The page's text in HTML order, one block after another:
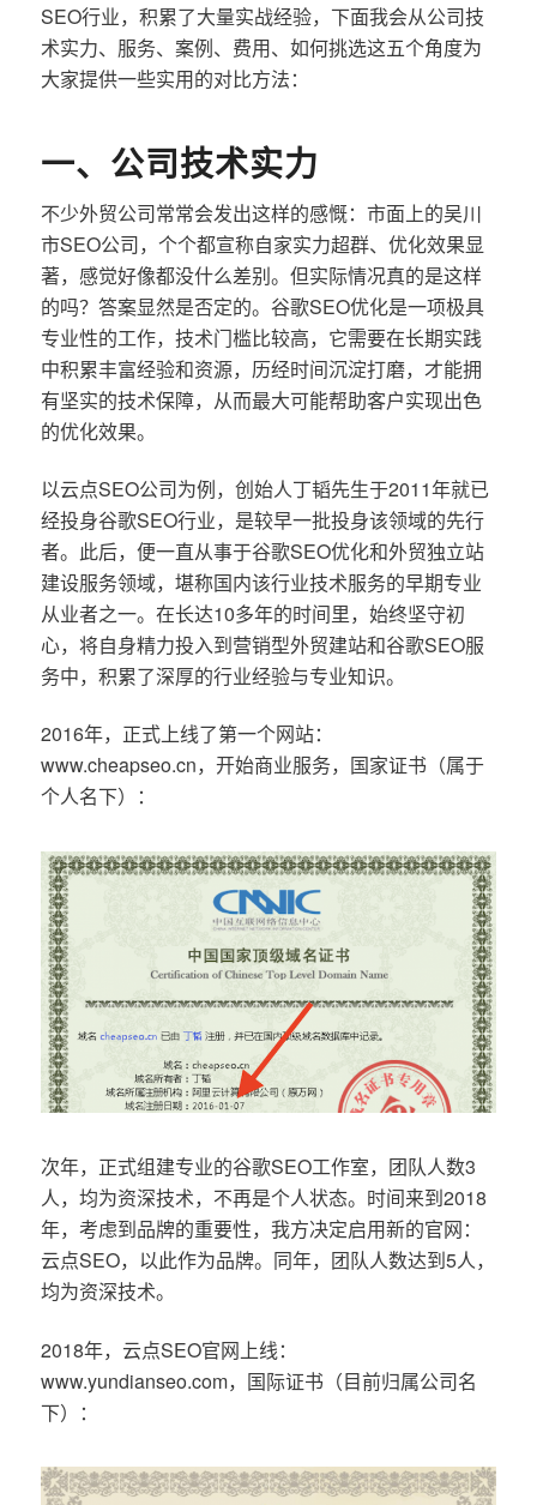
SEO行业，积累了大量实战经验，下面我会从公司技
术实力、服务、案例、费用、如何挑选这五个角度为
大家提供一些实用的对比方法：
一、公司技术实力
不少外贸公司常常会发出这样的感慨：市面上的吴川
市SEO公司，个个都宣称自家实力超群、优化效果显
著，感觉好像都没什么差别。但实际情况真的是这样
的吗？答案显然是否定的。谷歌SEO优化是一项极具
专业性的工作，技术门槛比较高，它需要在长期实践
中积累丰富经验和资源，历经时间沉淀打磨，才能拥
有坚实的技术保障，从而最大可能帮助客户实现出色
的优化效果。
以云点SEO公司为例，创始人丁韬先生于2011年就已
经投身谷歌SEO行业，是较早一批投身该领域的先行
者。此后，便一直从事于谷歌SEO优化和外贸独立站
建设服务领域，堪称国内该行业技术服务的早期专业
从业者之一。在长达10多年的时间里，始终坚守初
心，将自身精力投入到营销型外贸建站和谷歌SEO服
务中，积累了深厚的行业经验与专业知识。
2016年，正式上线了第一个网站：
www.cheapseo.cn，开始商业服务，国家证书（属于
个人名下）：
次年，正式组建专业的谷歌SEO工作室，团队人数3
人，均为资深技术，不再是个人状态。时间来到2018
年，考虑到品牌的重要性，我方决定启用新的官网：
云点SEO，以此作为品牌。同年，团队人数达到5人，
均为资深技术。
2018年，云点SEO官网上线：
www.yundianseo.com，国际证书（目前归属公司名
下）：